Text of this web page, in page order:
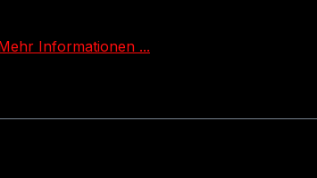
Informationen ...